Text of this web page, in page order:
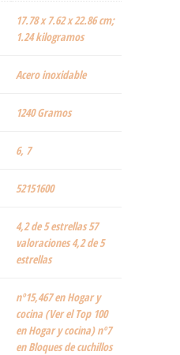
‎17.78 x 7.62 x 22.86 cm;
1.24 kilogramos
‎Acero inoxidable
‎1240 Gramos
‎6, 7
52151600
4,2 de 5 estrellas 57
valoraciones 4,2 de 5
estrellas
nº15,467 en Hogar y
cocina (Ver el Top 100
en Hogar y cocina) nº7
en Bloques de cuchillos